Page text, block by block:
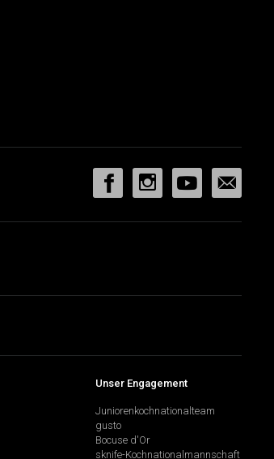
Unser Engagement
Juniorenkochnationalteam
gusto
Bocuse d'Or
sknife-Kochnationalmannschaft